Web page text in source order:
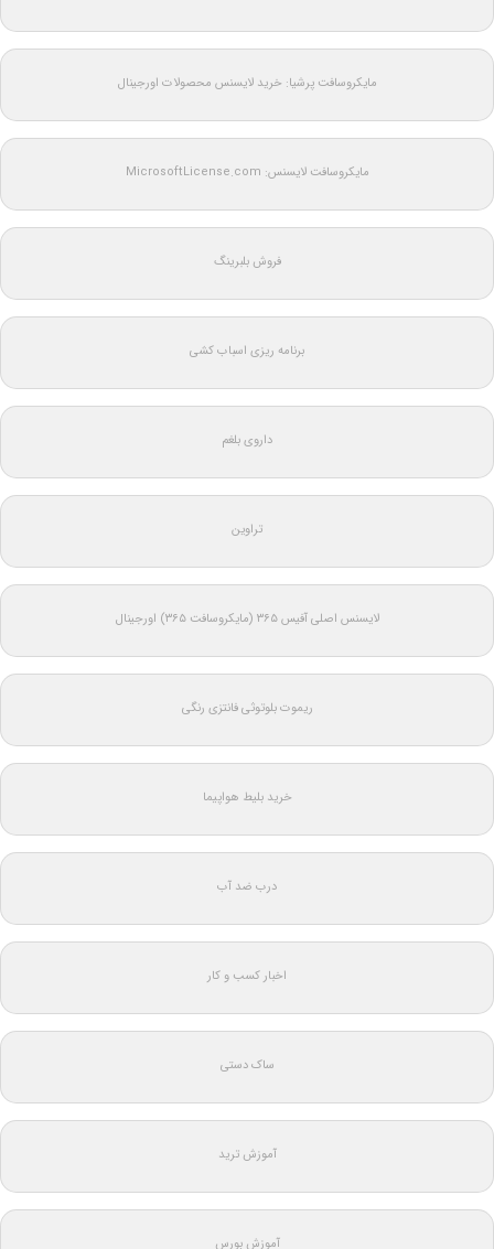
مایکروسافت پرشیا: خرید لایسنس محصولات اورجینال
مایکروسافت لایسنس: MicrosoftLicense.com
فروش بلبرینگ
برنامه ریزی اسباب کشی
داروی بلغم
تراوین
لایسنس اصلی آفیس ۳۶۵ (مایکروسافت ۳۶۵) اورجینال
ریموت بلوتوثی فانتزی رنگی
خرید بلیط هواپیما
درب ضد آب
اخبار کسب و کار
ساک دستی
آموزش ترید
آموزش بورس